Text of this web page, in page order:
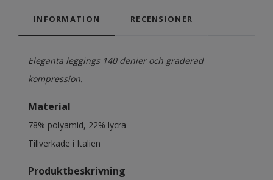
INFORMATION RECENSIONER
Eleganta leggings 140 denier och graderad
kompression.
Material
78% polyamid, 22% lycra
Tillverkade i Italien
Produktbeskrivning